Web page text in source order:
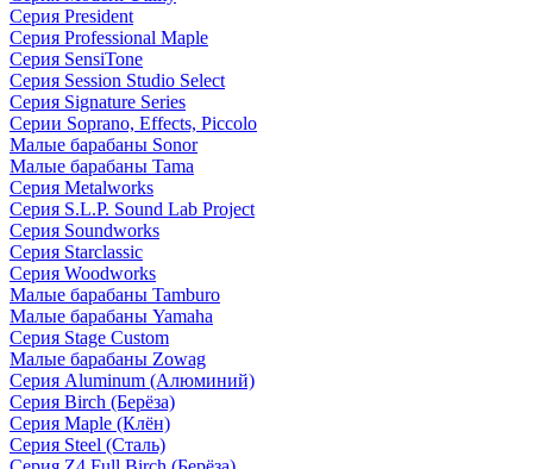
Серия President
Серия Professional Maple
Серия SensiTone
Серия Session Studio Select
Серия Signature Series
Серии Soprano, Effects, Piccolo
Малые барабаны Sonor
Малые барабаны Tama
Серия Metalworks
Серия S.L.P. Sound Lab Project
Серия Soundworks
Серия Starclassic
Серия Woodworks
Малые барабаны Tamburo
Малые барабаны Yamaha
Серия Stage Custom
Малые барабаны Zowag
Серия Aluminum (Алюминий)
Серия Birch (Берёза)
Серия Maple (Клён)
Серия Steel (Сталь)